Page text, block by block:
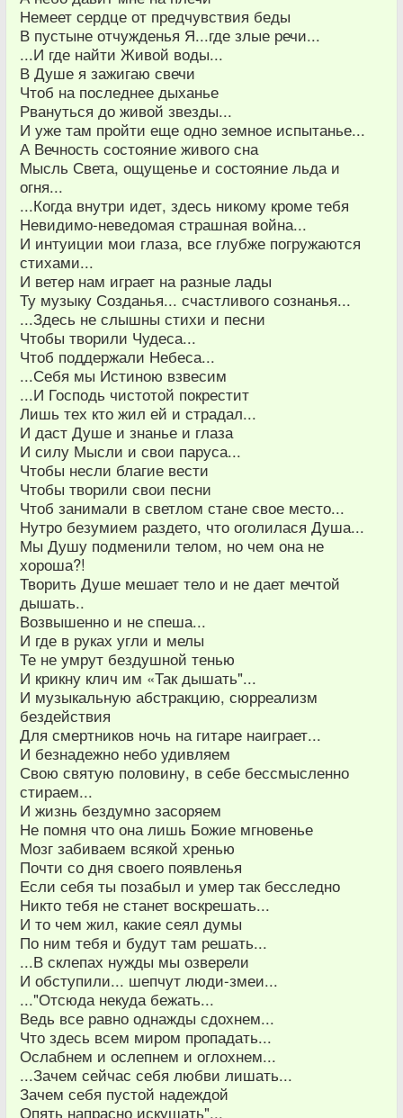
Немеет сердце от предчувствия беды
В пустыне отчужденья Я...где злые речи...
...И где найти Живой воды...
В Душе я зажигаю свечи
Чтоб на последнее дыханье
Рвануться до живой звезды...
И уже там пройти еще одно земное испытанье...
А Вечность состояние живого сна
Мысль Света, ощущенье и состояние льда и
огня...
...Когда внутри идет, здесь никому кроме тебя
Невидимо-неведомая страшная война...
И интуиции мои глаза, все глубже погружаются
стихами...
И ветер нам играет на разные лады
Ту музыку Созданья... счастливого сознанья...
...Здесь не слышны стихи и песни
Чтобы творили Чудеса...
Чтоб поддержали Небеса...
...Себя мы Истиною взвесим
...И Господь чистотой покрестит
Лишь тех кто жил ей и страдал...
И даст Душе и знанье и глаза
И силу Мысли и свои паруса...
Чтобы несли благие вести
Чтобы творили свои песни
Чтоб занимали в светлом стане свое место...
Нутро безумием раздето, что оголилася Душа...
Мы Душу подменили телом, но чем она не
хороша?!
Творить Душе мешает тело и не дает мечтой
дышать..
Возвышенно и не спеша...
И где в руках угли и мелы
Те не умрут бездушной тенью
И крикну клич им «Так дышать"...
И музыкальную абстракцию, сюрреализм
бездействия
Для смертников ночь на гитаре наиграет...
И безнадежно небо удивляем
Свою святую половину, в себе бессмысленно
стираем...
И жизнь бездумно засоряем
Не помня что она лишь Божие мгновенье
Мозг забиваем всякой хренью
Почти со дня своего появленья
Если себя ты позабыл и умер так бесследно
Никто тебя не станет воскрешать...
И то чем жил, какие сеял думы
По ним тебя и будут там решать...
...В склепах нужды мы озверели
И обступили... шепчут люди-змеи...
..."Отсюда некуда бежать...
Ведь все равно однажды сдохнем...
Что здесь всем миром пропадать...
Ослабнем и ослепнем и оглохнем...
...Зачем сейчас себя любви лишать...
Зачем себя пустой надеждой
Опять напрасно искушать"...